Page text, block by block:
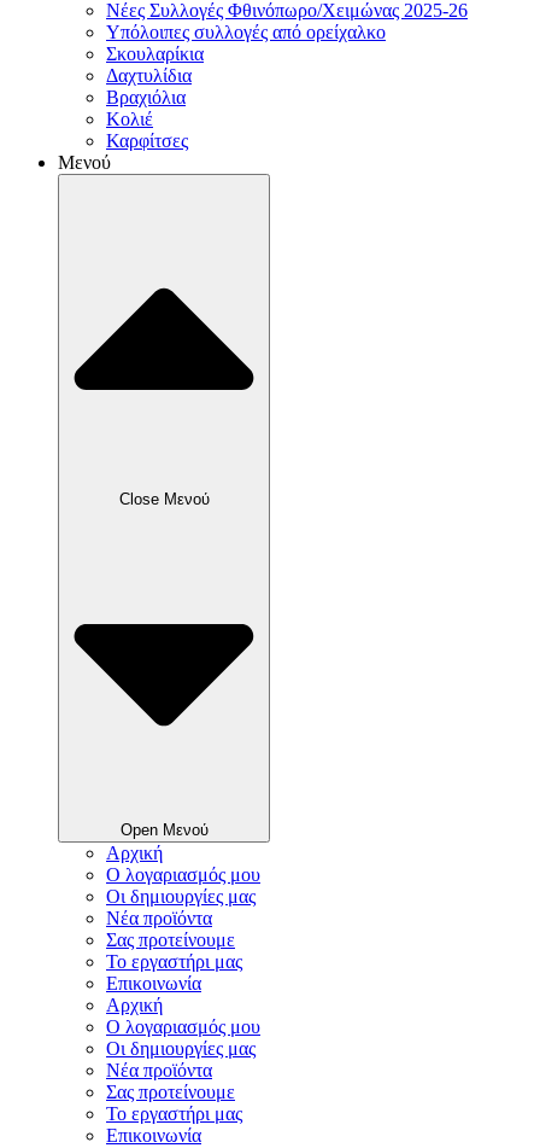
Νέες Συλλογές Φθινόπωρο/Χειμώνας 2025-26
Υπόλοιπες συλλογές από ορείχαλκο
Σκουλαρίκια
Δαχτυλίδια
Βραχιόλια
Κολιέ
Καρφίτσες
Μενού
Close Μενού
Open Μενού
Αρχική
Ο λογαριασμός μου
Οι δημιουργίες μας
Νέα προϊόντα
Σας προτείνουμε
Το εργαστήρι μας
Επικοινωνία
Αρχική
Ο λογαριασμός μου
Οι δημιουργίες μας
Νέα προϊόντα
Σας προτείνουμε
Το εργαστήρι μας
Επικοινωνία